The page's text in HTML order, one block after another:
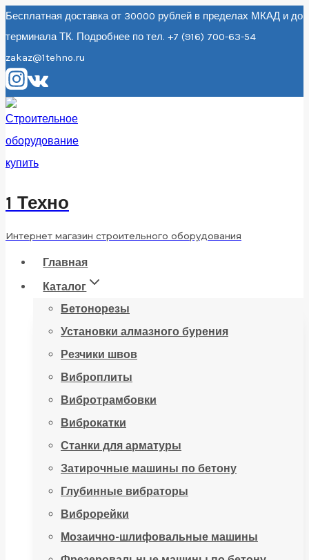
Перейти
к
содержанию
Бесплатная доставка от 30000 рублей в пределах МКАД и до
терминала ТК. Подробнее по тел. +7 (916) 700-63-54
zakaz@1tehno.ru
1 Техно
Интернет магазин строительного оборудования
Главная
Каталог
Бетонорезы
Установки алмазного бурения
Резчики швов
Виброплиты
Вибротрамбовки
Виброкатки
Станки для арматуры
Затирочные машины по бетону
Глубинные вибраторы
Виброрейки
Мозаично-шлифовальные машины